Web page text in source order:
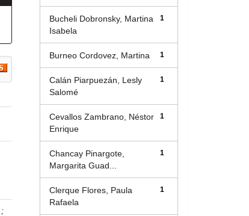
;
1
Bucheli Dobronsky, Martina
Isabela
1
Burneo Cordovez, Martina
1
Calán Piarpuezán, Lesly
Salomé
1
Cevallos Zambrano, Néstor
Enrique
1
Chancay Pinargote,
Margarita Guad...
1
Clerque Flores, Paula
Rafaela